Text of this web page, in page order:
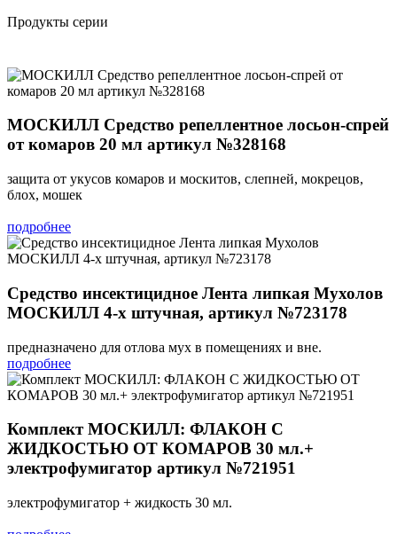
Продукты серии
МОСКИЛЛ Средство репеллентное лосьон-спрей
от комаров 20 мл артикул №328168
защита от укусов комаров и москитов, слепней, мокрецов,
блох, мошек
подробнее
Средство инсектицидное Лента липкая Мухолов
МОСКИЛЛ 4-х штучная, артикул №723178
предназначено для отлова мух в помещениях и вне.
подробнее
Комплект МОСКИЛЛ: ФЛАКОН С
ЖИДКОСТЬЮ ОТ КОМАРОВ 30 мл.+
электрофумигатор артикул №721951
электрофумигатор + жидкость 30 мл.